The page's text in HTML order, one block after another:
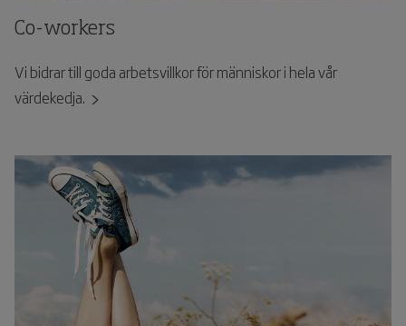
Co-workers
Vi bidrar till goda arbetsvillkor för människor i hela vår
värdekedja.